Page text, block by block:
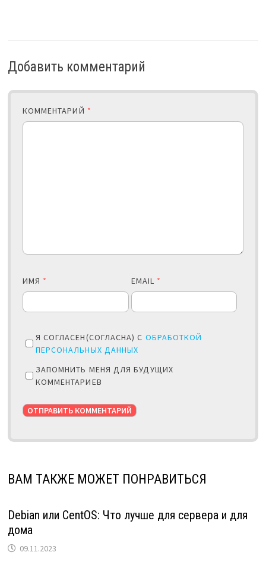
Добавить комментарий
КОММЕНТАРИЙ *
ИМЯ * EMAIL *
Я СОГЛАСЕН(СОГЛАСНА) С ОБРАБОТКОЙ
ПЕРСОНАЛЬНЫХ ДАННЫХ
ЗАПОМНИТЬ МЕНЯ ДЛЯ БУДУЩИХ
КОММЕНТАРИЕВ
ВАМ ТАКЖЕ МОЖЕТ ПОНРАВИТЬСЯ
Debian или CentOS: Что лучше для сервера и для
дома
09.11.2023